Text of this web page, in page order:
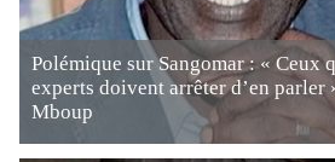
Polémique sur Sangomar : « Ceux
experts doivent arrêter d’en parler
Mboup